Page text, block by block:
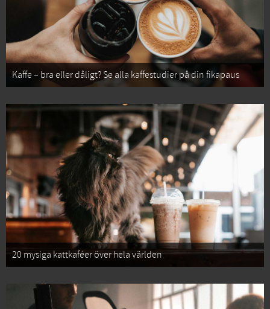
Kaffe – bra eller dåligt? Se alla kaffestudier på din fikapaus
20 mysiga kattkaféer över hela världen